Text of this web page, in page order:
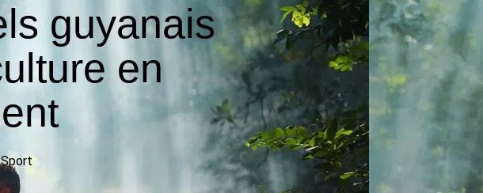
guyanais
en
Sport